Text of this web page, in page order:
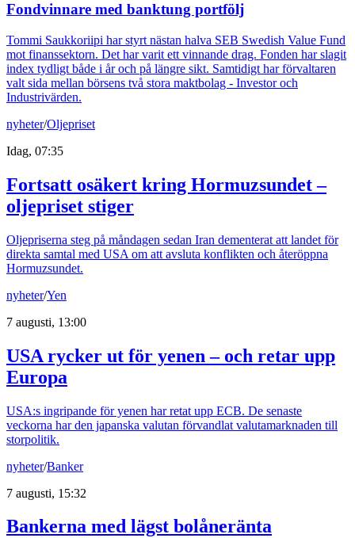
Fondvinnare med banktung portfölj
Tommi Saukkoriipi har styrt nästan halva SEB Swedish Value Fund
mot finanssektorn. Det har varit ett vinnande drag. Fonden har slagit
index tydligt både i år och på längre sikt. Samtidigt har förvaltaren
valt sida mellan börsens två stora maktbolag - Investor och
Industrivärden.
nyheter/Oljepriset
Idag, 07:35
Fortsatt osäkert kring Hormuzsundet –
oljepriset stiger
Oljepriserna steg på måndagen sedan Iran dementerat att landet för
direkta samtal med USA om att avsluta konflikten och återöppna
Hormuzsundet.
nyheter/Yen
7 augusti, 13:00
USA rycker ut för yenen – och retar upp
Europa
USA:s ingripande för yenen har retat upp ECB. De senaste
veckorna har den japanska valutan förvandlat valutamarknaden till
storpolitik.
nyheter/Banker
7 augusti, 15:32
Bankerna med lägst bolåneränta